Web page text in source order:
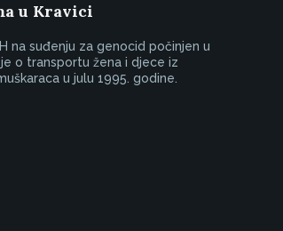
u Kravici
na suđenju za genocid počinjen u
o transportu žena i djece iz
u julu 1995. godine.